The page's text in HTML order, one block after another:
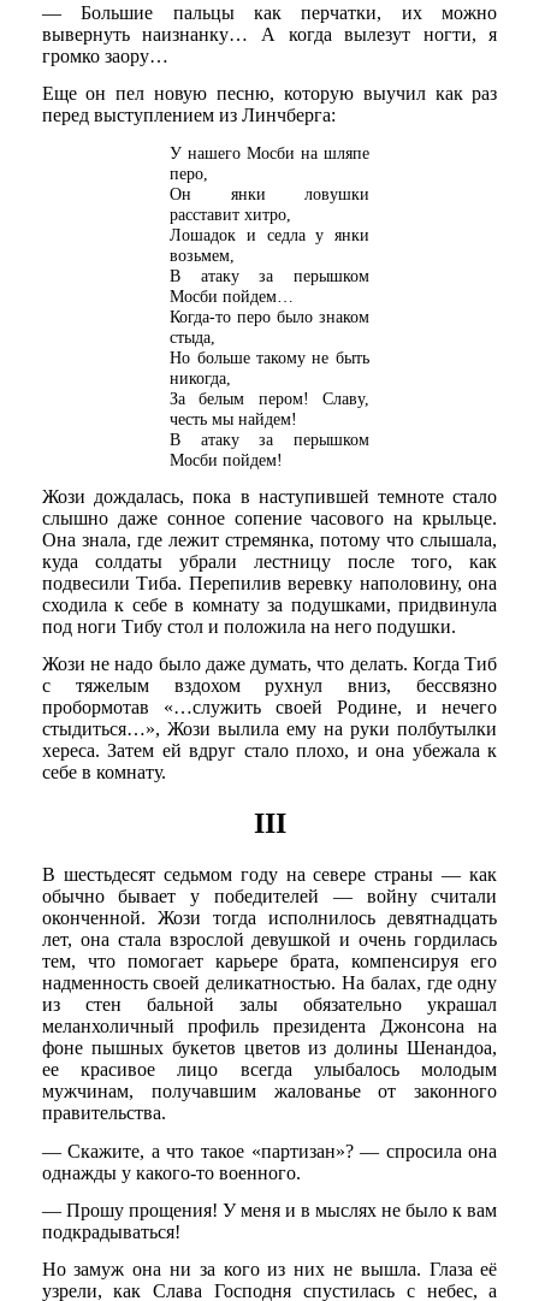
— Большие пальцы как перчатки, их можно
вывернуть наизнанку… А когда вылезут ногти, я
громко заору…
Еще он пел новую песню, которую выучил как раз
перед выступлением из Линчберга:
У нашего Мосби на шляпе
перо,
Он янки ловушки
расставит хитро,
Лошадок и седла у янки
возьмем,
В атаку за перышком
Мосби пойдем…
Когда-то перо было знаком
стыда,
Но больше такому не быть
никогда,
За белым пером! Славу,
честь мы найдем!
В атаку за перышком
Мосби пойдем!
Жози дождалась, пока в наступившей темноте стало
слышно даже сонное сопение часового на крыльце.
Она знала, где лежит стремянка, потому что слышала,
куда солдаты убрали лестницу после того, как
подвесили Тиба. Перепилив веревку наполовину, она
сходила к себе в комнату за подушками, придвинула
под ноги Тибу стол и положила на него подушки.
Жози не надо было даже думать, что делать. Когда Тиб
с тяжелым вздохом рухнул вниз, бессвязно
пробормотав «…служить своей Родине, и нечего
стыдиться…», Жози вылила ему на руки полбутылки
хереса. Затем ей вдруг стало плохо, и она убежала к
себе в комнату.
III
В шестьдесят седьмом году на севере страны — как
обычно бывает у победителей — войну считали
оконченной. Жози тогда исполнилось девятнадцать
лет, она стала взрослой девушкой и очень гордилась
тем, что помогает карьере брата, компенсируя его
надменность своей деликатностью. На балах, где одну
из стен бальной залы обязательно украшал
меланхоличный профиль президента Джонсона на
фоне пышных букетов цветов из долины Шенандоа,
ее красивое лицо всегда улыбалось молодым
мужчинам, получавшим жалованье от законного
правительства.
— Скажите, а что такое «партизан»? — спросила она
однажды у какого-то военного.
— Прошу прощения! У меня и в мыслях не было к вам
подкрадываться!
Но замуж она ни за кого из них не вышла. Глаза её
узрели, как Слава Господня спустилась с небес, а